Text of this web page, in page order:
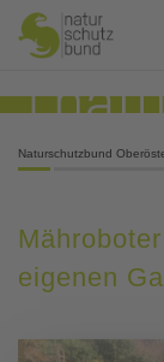
Naturschutzbund
eigenen